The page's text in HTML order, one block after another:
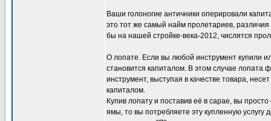
Ваши голоногие античники оперировали
это тот же самый найм пролетариев,
бы на нашей стройке-века-2012, числятся
О лопате. Если вы любой инструмент купили
становится капиталом. В этом случае лопата
инструмент, выступая в качестве товара,
капиталом.
Купив лопату и поставив её в сарае, вы
ямы, то вы потребляете эту купленную